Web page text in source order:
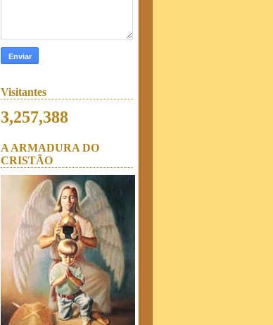
Visitantes
3,257,388
A ARMADURA DO
CRISTÃO